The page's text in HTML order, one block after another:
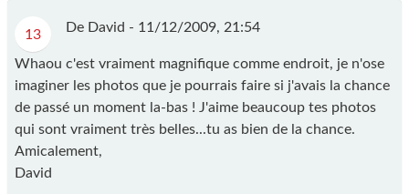
13 De David - 11/12/2009, 21:54
Whaou c'est vraiment magnifique comme endroit, je n'ose
imaginer les photos que je pourrais faire si j'avais la chance
de passé un moment la-bas ! J'aime beaucoup tes photos
qui sont vraiment très belles...tu as bien de la chance.
Amicalement,
David